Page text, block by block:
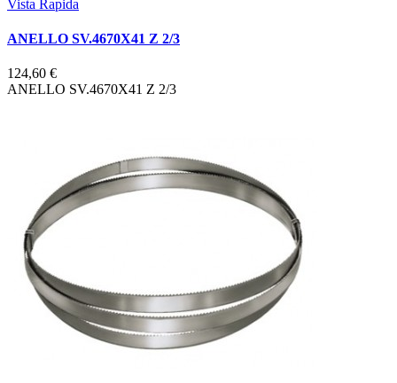
Vista Rapida
ANELLO SV.4670X41 Z 2/3
124,60 €
ANELLO SV.4670X41 Z 2/3